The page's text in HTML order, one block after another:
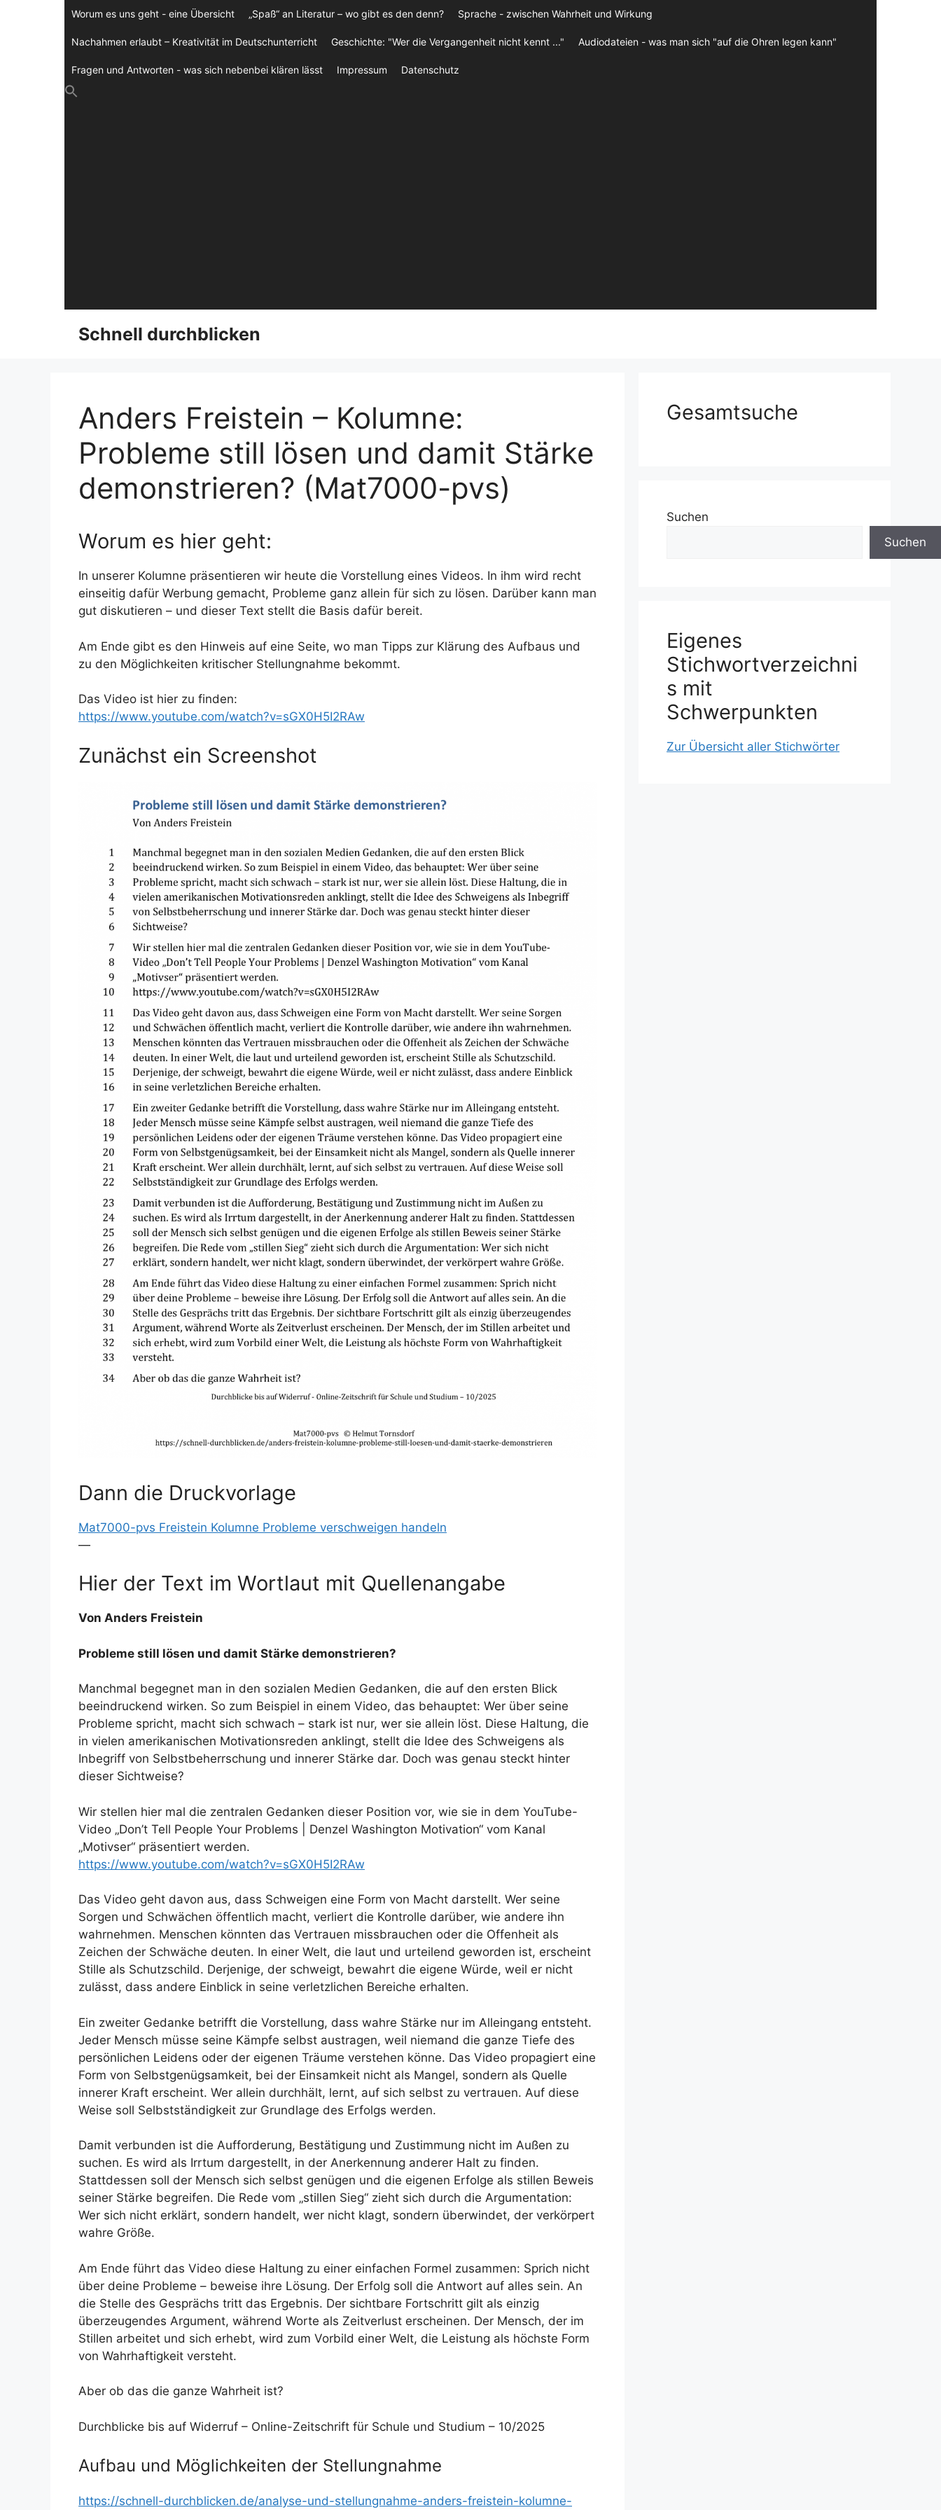
Worum es uns geht - eine Übersicht „Spaß“ an Literatur – wo gibt es den denn? Sprache - zwischen Wahrheit und Wirkung
Nachahmen erlaubt – Kreativität im Deutschunterricht Geschichte: "Wer die Vergangenheit nicht kennt ..." Audiodateien - was man sich "auf die Ohren legen kann"
Fragen und Antworten - was sich nebenbei klären lässt Impressum Datenschutz
Schnell durchblicken
Anders Freistein – Kolumne:
Probleme still lösen und damit Stärke
demonstrieren? (Mat7000-pvs)
Worum es hier geht:
In unserer Kolumne präsentieren wir heute die Vorstellung eines Videos. In ihm wird recht
einseitig dafür Werbung gemacht, Probleme ganz allein für sich zu lösen. Darüber kann man
gut diskutieren – und dieser Text stellt die Basis dafür bereit.
Am Ende gibt es den Hinweis auf eine Seite, wo man Tipps zur Klärung des Aufbaus und
zu den Möglichkeiten kritischer Stellungnahme bekommt.
Das Video ist hier zu finden:
https://www.youtube.com/watch?v=sGX0H5I2RAw
Zunächst ein Screenshot
Dann die Druckvorlage
Mat7000-pvs Freistein Kolumne Probleme verschweigen handeln
—
Hier der Text im Wortlaut mit Quellenangabe
Von Anders Freistein
Probleme still lösen und damit Stärke demonstrieren?
Manchmal begegnet man in den sozialen Medien Gedanken, die auf den ersten Blick
beeindruckend wirken. So zum Beispiel in einem Video, das behauptet: Wer über seine
Probleme spricht, macht sich schwach – stark ist nur, wer sie allein löst. Diese Haltung, die
in vielen amerikanischen Motivationsreden anklingt, stellt die Idee des Schweigens als
Inbegriff von Selbstbeherrschung und innerer Stärke dar. Doch was genau steckt hinter
dieser Sichtweise?
Wir stellen hier mal die zentralen Gedanken dieser Position vor, wie sie in dem YouTube-
Video „Don’t Tell People Your Problems | Denzel Washington Motivation“ vom Kanal
„Motivser“ präsentiert werden.
https://www.youtube.com/watch?v=sGX0H5I2RAw
Das Video geht davon aus, dass Schweigen eine Form von Macht darstellt. Wer seine
Sorgen und Schwächen öffentlich macht, verliert die Kontrolle darüber, wie andere ihn
wahrnehmen. Menschen könnten das Vertrauen missbrauchen oder die Offenheit als
Zeichen der Schwäche deuten. In einer Welt, die laut und urteilend geworden ist, erscheint
Stille als Schutzschild. Derjenige, der schweigt, bewahrt die eigene Würde, weil er nicht
zulässt, dass andere Einblick in seine verletzlichen Bereiche erhalten.
Ein zweiter Gedanke betrifft die Vorstellung, dass wahre Stärke nur im Alleingang entsteht.
Jeder Mensch müsse seine Kämpfe selbst austragen, weil niemand die ganze Tiefe des
persönlichen Leidens oder der eigenen Träume verstehen könne. Das Video propagiert eine
Form von Selbstgenügsamkeit, bei der Einsamkeit nicht als Mangel, sondern als Quelle
innerer Kraft erscheint. Wer allein durchhält, lernt, auf sich selbst zu vertrauen. Auf diese
Weise soll Selbstständigkeit zur Grundlage des Erfolgs werden.
Damit verbunden ist die Aufforderung, Bestätigung und Zustimmung nicht im Außen zu
suchen. Es wird als Irrtum dargestellt, in der Anerkennung anderer Halt zu finden.
Stattdessen soll der Mensch sich selbst genügen und die eigenen Erfolge als stillen Beweis
seiner Stärke begreifen. Die Rede vom „stillen Sieg“ zieht sich durch die Argumentation:
Wer sich nicht erklärt, sondern handelt, wer nicht klagt, sondern überwindet, der verkörpert
wahre Größe.
Am Ende führt das Video diese Haltung zu einer einfachen Formel zusammen: Sprich nicht
über deine Probleme – beweise ihre Lösung. Der Erfolg soll die Antwort auf alles sein. An
die Stelle des Gesprächs tritt das Ergebnis. Der sichtbare Fortschritt gilt als einzig
überzeugendes Argument, während Worte als Zeitverlust erscheinen. Der Mensch, der im
Stillen arbeitet und sich erhebt, wird zum Vorbild einer Welt, die Leistung als höchste Form
von Wahrhaftigkeit versteht.
Aber ob das die ganze Wahrheit ist?
Durchblicke bis auf Widerruf – Online-Zeitschrift für Schule und Studium – 10/2025
Aufbau und Möglichkeiten der Stellungnahme
https://schnell-durchblicken.de/analyse-und-stellungnahme-anders-freistein-kolumne-
Gesamtsuche
Suchen
Suchen
Eigenes
Stichwortverzeichni
s mit
Schwerpunkten
Zur Übersicht aller Stichwörter